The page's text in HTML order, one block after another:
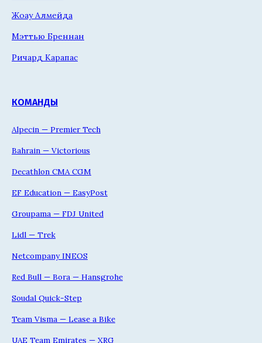
Жоау Алмейда
Мэттью Бреннан
Ричард Карапас
КОМАНДЫ
Alpecin — Premier Tech
Bahrain — Victorious
Decathlon CMA CGM
EF Education — EasyPost
Groupama — FDJ United
Lidl — Trek
Netcompany INEOS
Red Bull — Bora — Hansgrohe
Soudal Quick-Step
Team Visma — Lease a Bike
UAE Team Emirates — XRG